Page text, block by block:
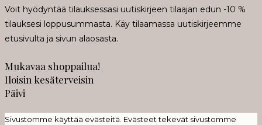
Voit hyödyntää tilauksessasi uutiskirjeen tilaajan edun -10 %
tilauksesi loppusummasta. Käy tilaamassa uutiskirjeemme
etusivulta ja sivun alaosasta.
Mukavaa shoppailua!
Iloisin kesäterveisin
Päivi
Sivustomme käyttää evästeitä. Evästeet tekevät sivustomme